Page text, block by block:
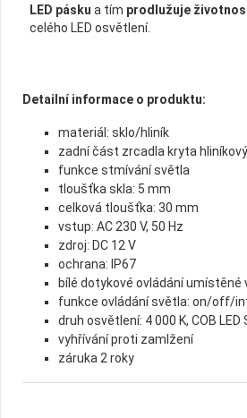
LED pásku a tím prodlužuje
celého LED osvětlení.
Detailní informace o produktu:
materiál: sklo/hliník
zadní část zrcadla kryta
funkce stmívání světla
tloušťka skla: 5 mm
celková tloušťka: 30 mm
vstup: AC 230 V, 50 Hz
zdroj: DC 12 V
ochrana: IP67
bílé dotykové ovládání umístěné
funkce ovládání světla: on/off/
druh osvětlení: 4 000 K, COB LED
vyhřívání proti zamlžení
záruka 2 roky